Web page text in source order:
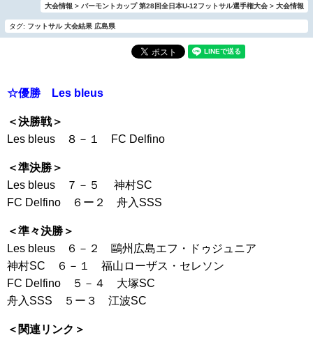
大会情報 > バーモントカップ 第28回全日本U-12フットサル選手権大会 > 大会情報
タグ: フットサル 大会結果 広島県
☆優勝 Les bleus
＜決勝戦＞
Les bleus ８－１ FC Delfino
＜準決勝＞
Les bleus ７－５ 神村SC
FC Delfino ６ー２ 舟入SSS
＜準々決勝＞
Les bleus ６－２ 鷗州広島エフ・ドゥジュニア
神村SC ６－１ 福山ローザス・セレソン
FC Delfino ５－４ 大塚SC
舟入SSS ５ー３ 江波SC
＜関連リンク＞